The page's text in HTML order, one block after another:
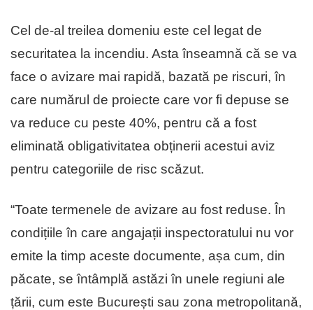
Cel de-al treilea domeniu este cel legat de
securitatea la incendiu. Asta înseamnă că se va
face o avizare mai rapidă, bazată pe riscuri, în
care numărul de proiecte care vor fi depuse se
va reduce cu peste 40%, pentru că a fost
eliminată obligativitatea obținerii acestui aviz
pentru categoriile de risc scăzut.
“Toate termenele de avizare au fost reduse. În
condițiile în care angajații inspectoratului nu vor
emite la timp aceste documente, așa cum, din
păcate, se întâmplă astăzi în unele regiuni ale
țării, cum este București sau zona metropolitană,